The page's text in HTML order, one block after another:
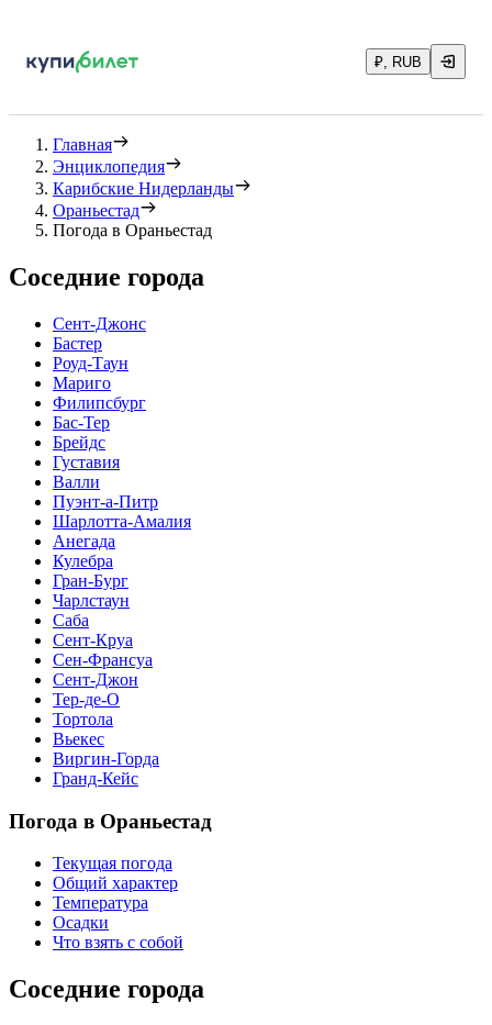
₽, RUB
Главная
Энциклопедия
Карибские Нидерланды
Ораньестад
Погода в Ораньестад
Соседние города
Сент-Джонс
Бастер
Роуд-Таун
Мариго
Филипсбург
Бас-Тер
Брейдс
Густавия
Валли
Пуэнт-а-Питр
Шарлотта-Амалия
Анегада
Кулебра
Гран-Бург
Чарлстаун
Саба
Сент-Круа
Сен-Франсуа
Сент-Джон
Тер-де-О
Тортола
Вьекес
Виргин-Горда
Гранд-Кейс
Погода в Ораньестад
Текущая погода
Общий характер
Температура
Осадки
Что взять с собой
Соседние города